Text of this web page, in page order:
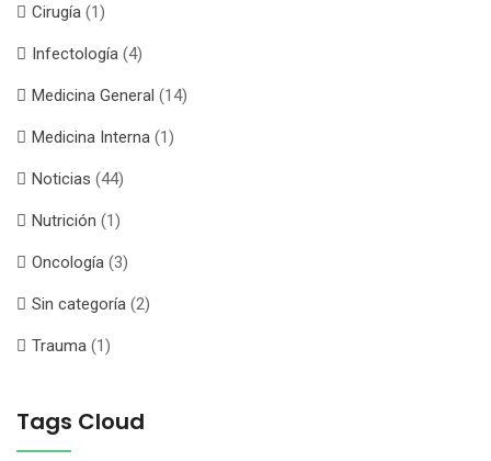
Cirugía (1)
Infectología (4)
Medicina General (14)
Medicina Interna (1)
Noticias (44)
Nutrición (1)
Oncología (3)
Sin categoría (2)
Trauma (1)
Tags Cloud